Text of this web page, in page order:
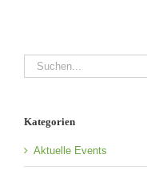
Suche
nach:
Kategorien
Aktuelle Events